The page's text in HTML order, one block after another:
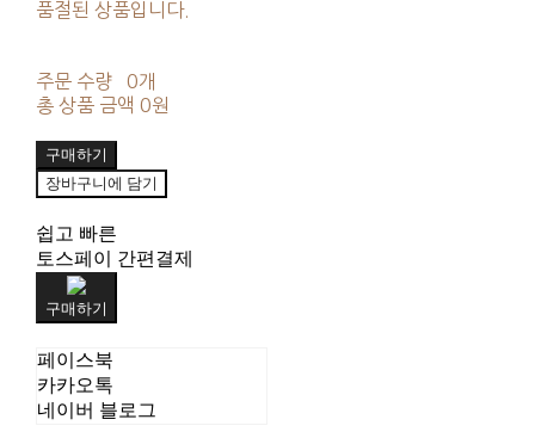
품절된 상품입니다.
주문 수량
0개
총 상품 금액 0원
구매하기
장바구니에 담기
쉽고 빠른
토스페이 간편결제
구매하기
페이스북
카카오톡
네이버 블로그